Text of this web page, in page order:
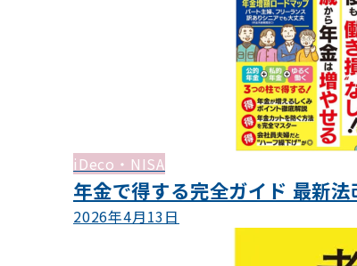
iDeco・NISA
年金で得する完全ガイド 最新
2026年4月13日